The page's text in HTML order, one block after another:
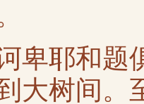
耶和题
大树间。